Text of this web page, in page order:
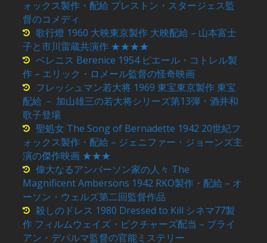
ォックス製作・配給 プレストン・スタージェス監
督のコメディ
歌行燈 1960 大映東京製作 大映配給 – 山本富士
子と市川雷蔵共演作 ★★★★
ベレニス Berenice 1954 ピエール・コトレル製
作 – エリック・ロメール監督の怪奇映画
フレッシュマン若大将 1969 東宝東京製作 東宝
配給 － 加山雄三の若大将シリーズ第13弾・酒井和
歌子登場
聖処女 The Song of Bernadette 1942 20世紀フ
ォックス製作・配給 – ジェニファー・ジョーンズ主
演の傑作映画 ★★★
偉大なるアンバーソン家の人々 The
Magnificent Ambersons 1942 RKO製作・配給 – オ
ーソン・ウェルズ第二回監督作品
殺しのドレス 1980 Dressed to Kill シネマ77製
作 フィルムウェイズ・ピクチャーズ配当 – ブライ
アン・デパルマ監督の官能ミステリー